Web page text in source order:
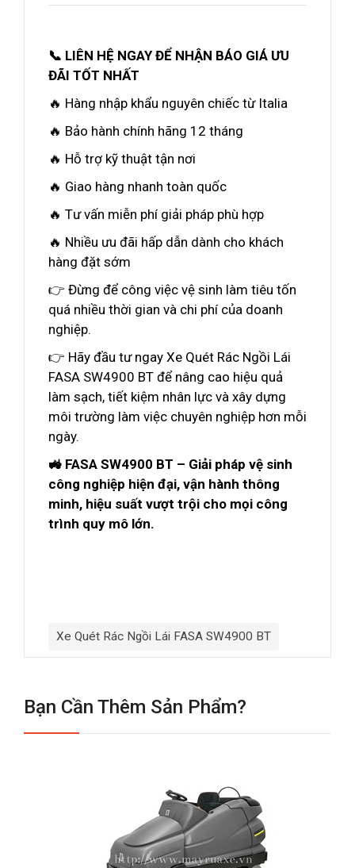
📞 LIÊN HỆ NGAY ĐỂ NHẬN BÁO GIÁ ƯU
ĐÃI TỐT NHẤT
🔥 Hàng nhập khẩu nguyên chiếc từ Italia
🔥 Bảo hành chính hãng 12 tháng
🔥 Hỗ trợ kỹ thuật tận nơi
🔥 Giao hàng nhanh toàn quốc
🔥 Tư vấn miễn phí giải pháp phù hợp
🔥 Nhiều ưu đãi hấp dẫn dành cho khách
hàng đặt sớm
👉 Đừng để công việc vệ sinh làm tiêu tốn
quá nhiều thời gian và chi phí của doanh
nghiệp.
👉 Hãy đầu tư ngay Xe Quét Rác Ngồi Lái
FASA SW4900 BT để nâng cao hiệu quả
làm sạch, tiết kiệm nhân lực và xây dựng
môi trường làm việc chuyên nghiệp hơn mỗi
ngày.
🚜 FASA SW4900 BT – Giải pháp vệ sinh
công nghiệp hiện đại, vận hành thông
minh, hiệu suất vượt trội cho mọi công
trình quy mô lớn.
Xe Quét Rác Ngồi Lái FASA SW4900 BT
Bạn Cần Thêm Sản Phẩm?